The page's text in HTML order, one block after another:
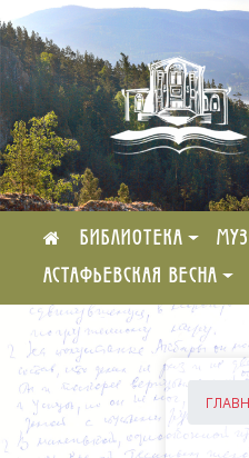
БИБЛИОТЕКА
АСТАФЬЕВСКАЯ ВЕСНА